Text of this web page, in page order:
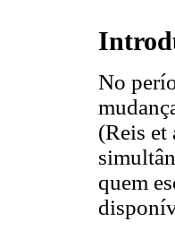
No
(Reis et
quem